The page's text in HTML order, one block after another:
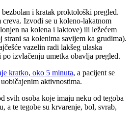
i kratak proktološki pregled.
creva. Izvodi se u koleno-lakatnom
na kolena i laktove) ili ležećem
sa kolenima savijem ka grudima).
vazelin radi lakšeg ulaska
izvlačenju umetka obavlja pregled.
kratko, oko 5 minuta, a pacijent se
aktivnostima.
svih osoba koje imaju neku od tegoba
a te tegobe su krvarenje, bol, svrab,